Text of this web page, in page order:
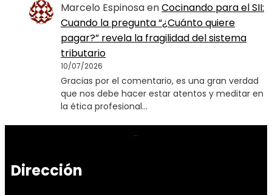
Marcelo EspinosaenCocinando para el SII:
Cuando la pregunta “¿Cuánto quiere
pagar?” revela la fragilidad del sistema
tributario
10/07/2026
Gracias por el comentario, es una gran verdad
que nos debe hacer estar atentos y meditar en
la ética profesional…
Dirección